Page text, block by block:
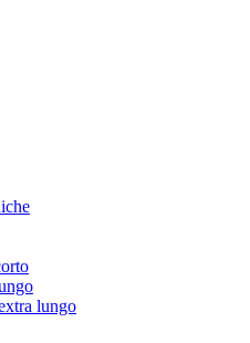
lungo